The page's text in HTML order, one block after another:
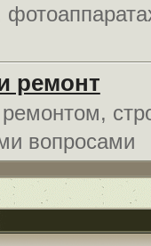
ремонт
вопросами